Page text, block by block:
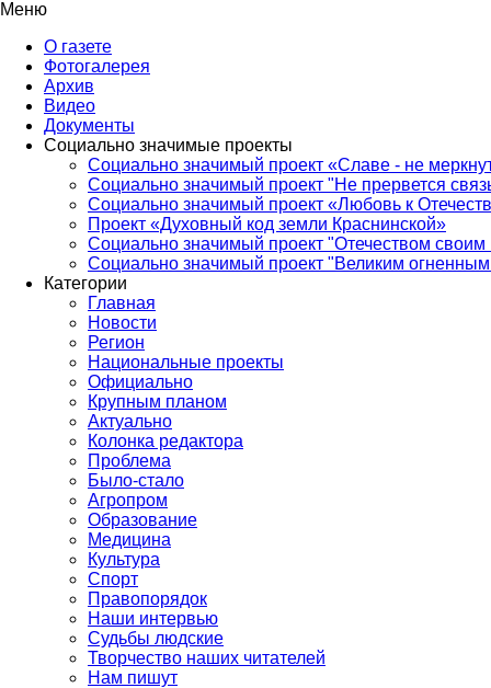
Меню
О газете
Фотогалерея
Архив
Видео
Документы
Социально значимые проекты
Социально значимый проект «Славе - не
Социально значимый проект "Не прервется
Социально значимый проект «Любовь к
Проект «Духовный код земли Краснинской»
Социально значимый проект "Отечеством своим
Социально значимый проект "Великим
Категории
Главная
Новости
Регион
Национальные проекты
Официально
Крупным планом
Актуально
Колонка редактора
Проблема
Было-стало
Агропром
Образование
Медицина
Культура
Спорт
Правопорядок
Наши интервью
Судьбы людские
Творчество наших читателей
Нам пишут